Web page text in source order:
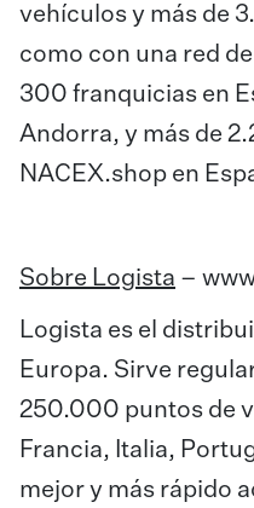
vehículos y más de
como con una red
300 franquicias en
Andorra, y más de
NACEX.shop en
Sobre Logista –
Logista es el
Europa. Sirve
250.000 puntos de
Francia, Italia,
mejor y más rápido